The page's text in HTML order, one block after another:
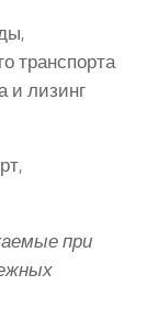
транспорта
и лизинг
при